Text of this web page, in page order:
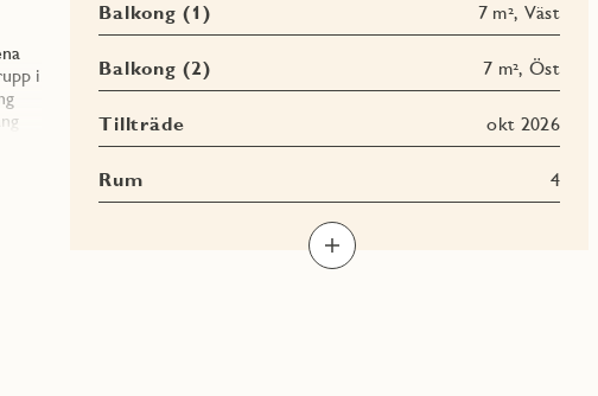
i
Balkong (1) 7 m², Väst
Balkong (2) 7 m², Öst
Tillträde okt 2026
Rum 4